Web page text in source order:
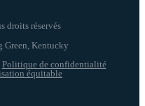
droits réservés
Politique de confidentialité
équitable